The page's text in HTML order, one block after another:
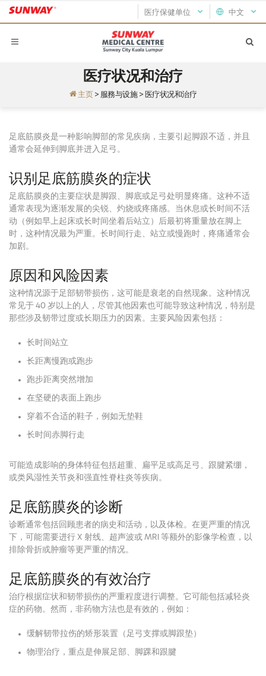
中文
医疗保健单位
医疗状况和治疗
主页 > 服務与设施 > 医疗状况和治疗
足底筋膜炎是一种影响脚部的常见疾病，主要引起脚跟不适，并且
通常会延伸到脚底并进入足弓。
识别足底筋膜炎的症状
足底筋膜炎的主要症状是脚跟、脚底或足弓处明显疼痛。这种不适
通常表现为逐渐发展的尖锐、灼烧或疼痛感。当休息或长时间不活
动（例如早上起床或长时间坐着后站立）后最初将重量放在脚上
时，这种情况最为严重。长时间行走、站立或慢跑时，疼痛通常会
加剧。
原因和风险因素
这种情况源于足部韧带损伤，这可能是衰老的自然现象。这种情况
常见于 40 岁以上的人，尽管其他因素也可能导致这种情况，特别是
那些涉及韧带过度或长期压力的因素。主要风险因素包括：
长时间站立
长距离慢跑或跑步
跑步距离突然增加
在坚硬的表面上跑步
穿着不合适的鞋子，例如无垫鞋
长时间赤脚行走
可能造成影响的身体特征包括超重、扁平足或高足弓、跟腱紧绷，
或类风湿性关节炎和强直性脊柱炎等疾病。
足底筋膜炎的诊断
诊断通常包括回顾患者的病史和活动，以及体检。在更严重的情况
下，可能需要进行 X 射线、超声波或 MRI 等额外的影像学检查，以
排除骨折或肿瘤等更严重的情况。
足底筋膜炎的有效治疗
治疗根据症状和韧带损伤的严重程度进行调整。它可能包括减轻炎
症的药物。然而，非药物方法也是有效的，例如：
缓解韧带拉伤的矫形装置（足弓支撑或脚跟垫）
物理治疗，重点是伸展足部、脚踝和跟腱